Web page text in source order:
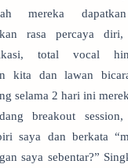
mereka
rasa percaya
total vocal
kita dan lawan
selama 2 hari ini
breakout
saya dan berkata
saya sebentar?”